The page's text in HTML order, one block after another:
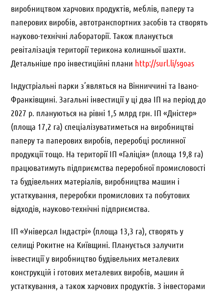
виробництвом харчових продуктів, меблів, паперу та
паперових виробів, автотранспортних засобів та створять
науково-технічні лабораторії. Також планується
ревіталізація території терикона колишньої шахти.
Детальніше про інвестиційні плани http://surl.li/sgoas
Індустріальні парки з’являться на Вінниччині та Івано-
Франківщині. Загальні інвестиції у ці два ІП на період до
2027 р. плануються на рівні 1,5 млрд грн. ІП «Дністер»
(площа 17,2 га) спеціалізуватиметься на виробництві
паперу та паперових виробів, переробці рослинної
продукції тощо. На території ІП «Галіція» (площа 19,8 га)
працюватимуть підприємства переробної промисловості
та будівельних матеріалів, виробництва машин і
устаткування, переробки промислових та побутових
відходів, науково-технічні підприємства.
ІП «Універсал Індастрі» (площа 13,3 га),створять у
селищі Рокитне на Київщині. Планується залучити
інвестиції у виробництво будівельних металевих
конструкцій і готових металевих виробів, машин й
устаткування, а також харчових продуктів. З інвесторами